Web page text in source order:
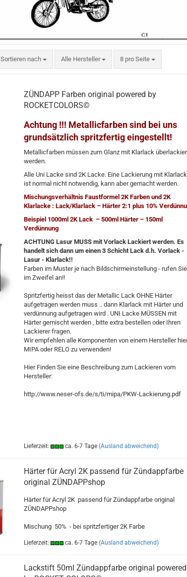
Sortieren nach
Sortieren nach Alle Hersteller 8 pro Seite
pro Seite
ZÜNDAPP Farben original powered by
ROCKETCOLORS©
Achtung !!! Metallicfarben sind bei uns
grundsätzlich spritzfertig eingestellt!
Metallicfarben müssen zum Glanz mit Klarlack
werden.
Alle Uni Lacke sind 2K Lacke. Eine Lackierung mit Klarlack
ist normal nicht notwendig, kann aber gemacht werden.
Mischungsverhältnis Faustformel 2K Farben und 2K
Klarlacke : Lack/Klarlack – Härter 2:1 plus 10%
Beispiel 1000ml 2K Lack – 500ml Härter – 150ml
Verdünnung
ACHTUNG Lasur MUSS mit Vorlack Lackiert werden. Es
handelt sich dann um einen 3 Schicht Lack d.h. Vorlack -
Lasur - Klarlack!!
Farben im Muster je nach Bildschirmeinstellung - rufen Sie
im Zweifel an!!
Spritzfertig heisst das der Metallic Lack OHNE Härter
aufgetragen werden muss .. dann Klarlack mit Härter und
verdünnung aufgetragen wird . UNI Lacke MÜSSEN mit
Härter gemischt werden , bitte extra bestellen oder Ihren
Lackierer fragen.
Wir empfehlen alle Komponenten von einem Hersteller
MIPA oder RELO zu verwenden!
Hier Finden Sie eine Beschreibung zum Lackieren vom
Hersteller:
http://www.neser-ofs.de/s/ti/mipa/PKW-Lackierung.pdf
Lieferzeit: ca. 6-7 Tage (Ausland abweichend)
Härter für Acryl 2K passend für Zündappfarbe
original ZÜNDAPPshop
Härter für Acryl 2K passend für Zündappfarbe original
ZÜNDAPPshop
Mischung 50% - bei spritzfertiger 2K Farbe
Lieferzeit: ca. 6-7 Tage (Ausland abweichend)
Lackstift 50ml Zündappfarbe original powered